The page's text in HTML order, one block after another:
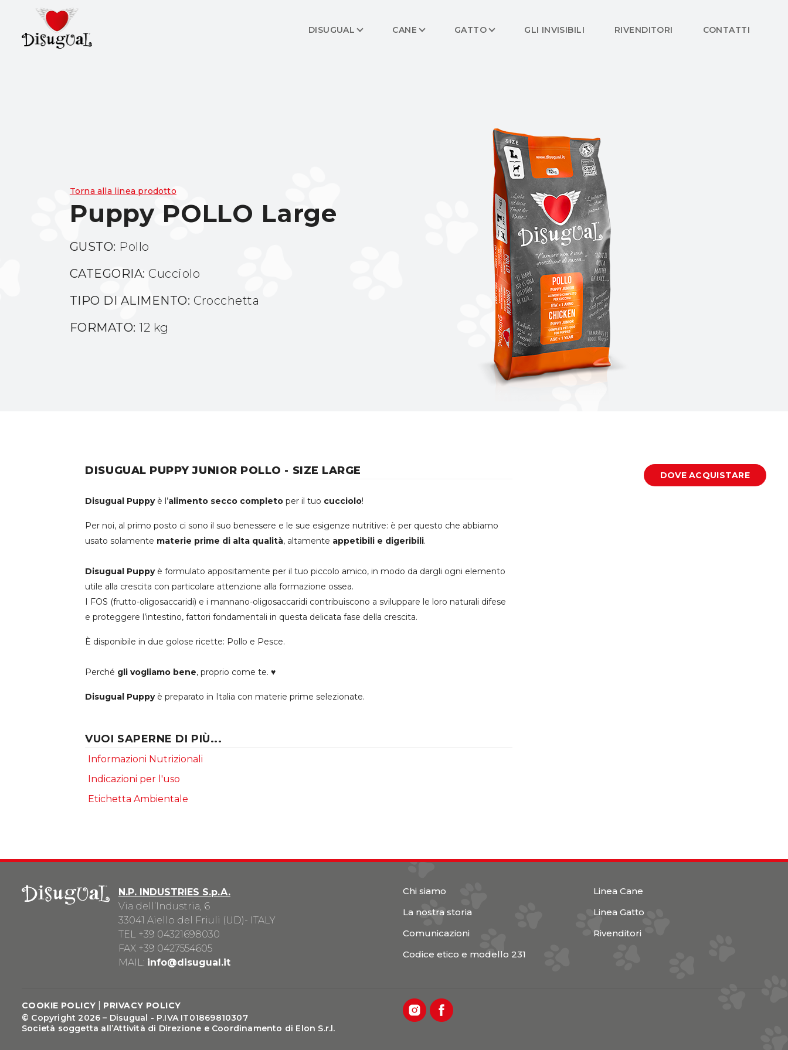
DISUGUAL CANE GATTO GLI INVISIBILI RIVENDITORI CONTATTI
Torna alla linea prodotto
Puppy POLLO Large
GUSTO: Pollo
CATEGORIA: Cucciolo
TIPO DI ALIMENTO: Crocchetta
FORMATO:12 kg
DISUGUAL PUPPY JUNIOR POLLO - SIZE LARGE
Disugual Puppyè l’alimento secco completo per il tuo cucciolo!
Per noi, al primo posto ci sono il suo benessere e le sue esigenze nutritive: è per questo che abbiamo
usato solamente materie prime di alta qualità, altamente appetibili e digeribili.
Disugual Puppyè formulato appositamente per il tuo piccolo amico, in modo da dargli ogni elemento
utile alla crescita con particolare attenzione alla formazione ossea.
I FOS (frutto-oligosaccaridi) e i mannano-oligosaccaridi contribuiscono a sviluppare le loro naturali difese
e proteggere l’intestino, fattori fondamentali in questa delicata fase della crescita.
È disponibile in due golose ricette: Pollo e Pesce.
Perché gli vogliamo bene, proprio come te. ♥
Disugual Puppyè preparato in Italia con materie prime selezionate.
VUOI SAPERNE DI PIÙ...
Informazioni Nutrizionali
Indicazioni per l'uso
Etichetta Ambientale
N.P. INDUSTRIES S.p.A.
Via dell’Industria, 6
33041 Aiello del Friuli (UD)- ITALY
TEL +39 04321698030
FAX +39 0427554605
MAIL: info@disugual.it
Chi siamo
La nostra storia
Comunicazioni
Codice etico e modello 231
Linea Cane
Linea Gatto
Rivenditori
COOKIE POLICY
PRIVACY POLICY
© Copyright 2026 – Disugual - P.IVA IT01869810307
Società soggetta all’Attività di Direzione e Coordinamento di Elon S.r.l.